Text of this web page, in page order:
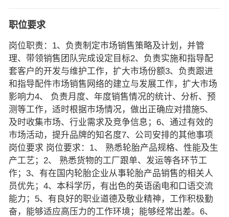
职位要求
岗位职责：1、负责制定市场销售策略及计划，并管
理、带领销售团队完成设定目标2、负责实施和指导配
套客户的开发与维护工作，扩大市场份额3、负责跟进
和指导配件市场销售网络的建立与发展工作，扩大市场
影响力4、 负责月度、年度销售情况的统计、分析、预
测等工作，适时根据市场情况，做出正确应对措施5、
及时收集市场、行业需求及竞争信息；6、通过有效的
市场活动，提升品牌的知名度7、公司安排的其他事项
岗位要求 岗位要求：1、 熟悉轮胎产品规格、性能及生
产工艺；2、 熟悉货物的工厂跟单、发运等各环节工
作；3、有在国内轮胎企业从事轮胎产品销售的相关人
员优先；4、本科学历，有出色的英语函电和口语交流
能力；5、有良好的职业道德及敬业精神，工作积极勤
奋，能够适应高压力的工作环境；能够经常出差。6、